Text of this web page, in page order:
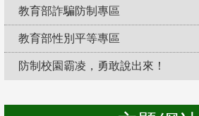
教育部詐騙防制專區
教育部性別平等專區
防制校園霸凌，勇敢說出來！